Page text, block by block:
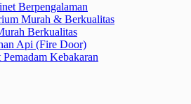
Berpengalaman
Murah & Berkualitas
Berkualitas
Api (Fire Door)
Kebakaran